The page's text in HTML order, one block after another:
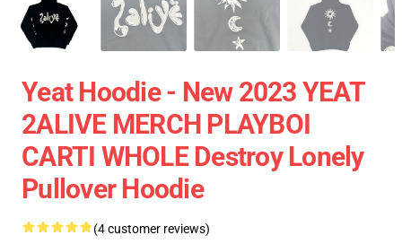
Yeat Hoodie - New 2023 YEAT
2ALIVE MERCH PLAYBOI
CARTI WHOLE Destroy Lonely
Pullover Hoodie
(4 customer reviews)